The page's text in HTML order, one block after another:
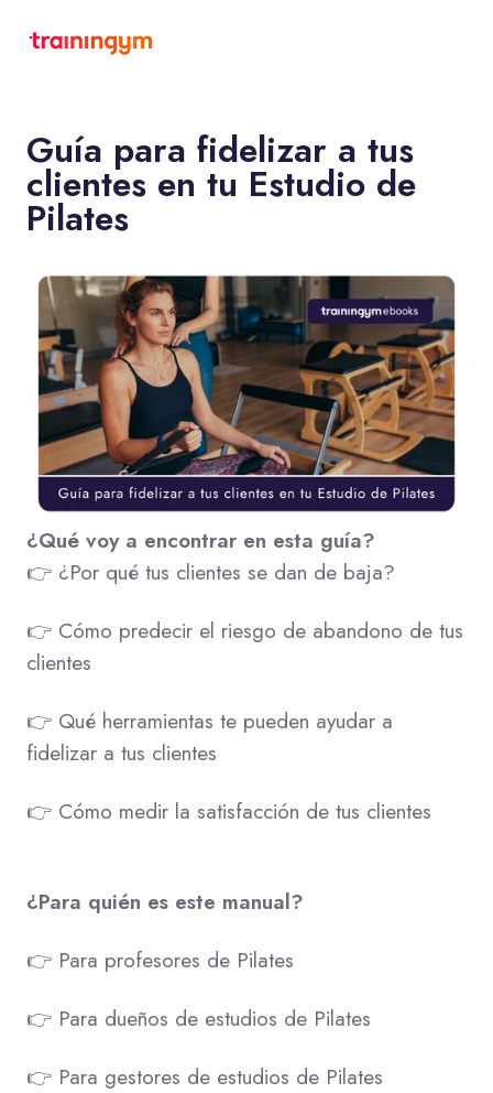
Guía para fidelizar a tus
clientes en tu Estudio de
Pilates
¿Qué voy a encontrar en esta guía?
👉 ¿Por qué tus clientes se dan de baja?
👉 Cómo predecir el riesgo de abandono de tus
clientes
👉 Qué herramientas te pueden ayudar a
fidelizar a tus clientes
👉 Cómo medir la satisfacción de tus clientes
¿Para quién es este manual?
👉 Para profesores de Pilates
👉 Para dueños de estudios de Pilates
👉 Para gestores de estudios de Pilates